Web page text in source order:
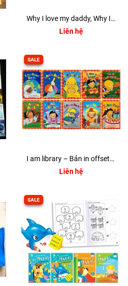
Why I love my daddy, Why I love my mummy (Sách nhập) – 2 quyển
Liên hệ
SALE
I am library – Bản in offset đẹp – 10 quyển
Liên hệ
SALE